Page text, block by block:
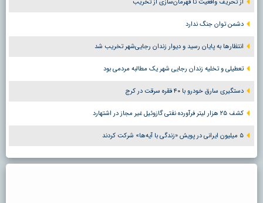
از تحریف واقعیت تا قهرمان‌سازی از تخریب
دشمن توان جنگ ندارد
انتظارها به پایان رسید و دیوار زندان رجایی‌شهر تخریب شد
تعطیلی و تخلیه زندان رجایی شهر یک مطالبه مردمی بود
دستگیری سارق خودرو با ۴۰ فقره سرقت در کرج
کشف ۲۵ هزار لیتر فرآورده نفتی گازوئیل غیر مجاز در اشتهارد
۵ میلیون ایرانی در پویش «زندگی با آیه‌ها» شرکت کردند